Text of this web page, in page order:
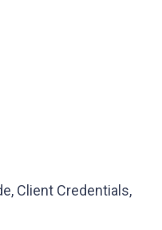
Client Credentials,